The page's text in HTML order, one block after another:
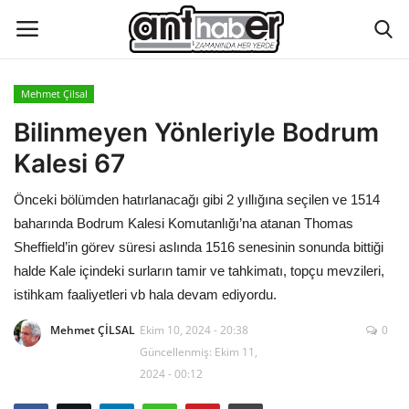
Künye
Eğitim
Aktüel Magazin
Hakkımızda
Çevre
Mehmet Çilsal
Bilinmeyen Yönleriyle Bodrum
Kalesi 67
Önceki bölümden hatırlanacağı gibi 2 yıllığına seçilen ve 1514
baharında Bodrum Kalesi Komutanlığı’na atanan Thomas
Sheffield’in görev süresi aslında 1516 senesinin sonunda bittiği
halde Kale içindeki surların tamir ve tahkimatı, topçu mevzileri,
istihkam faaliyetleri vb hala devam ediyordu.
Mehmet ÇİLSAL Ekim 10, 2024 - 20:38
Güncellenmiş: Ekim 11,
2024 - 00:12
0